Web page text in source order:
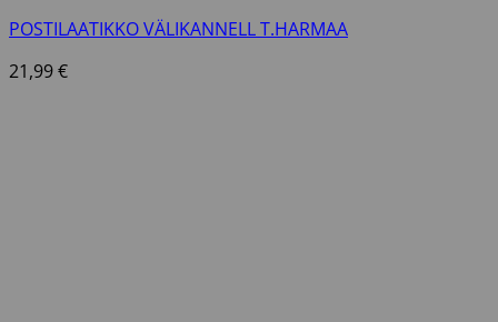
POSTILAATIKKO VÄLIKANNELL T.HARMAA
21,99€